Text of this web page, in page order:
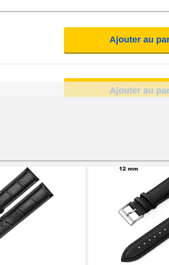
Ajouter au
Ajouter au
Ajouter au
Ajouter au